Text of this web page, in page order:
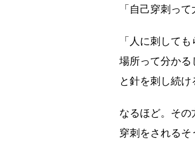
「自己穿刺っ
「人に刺して
場所って分かる
と針を刺し続け
なるほど。そ
穿刺をされるそ